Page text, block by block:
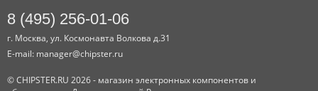
8 (495) 256-01-06
г. Москва, ул. Космонавта Волкова д.31
E-mail: manager@chipster.ru
© CHIPSTER.RU 2026 - магазин электронных компонентов и